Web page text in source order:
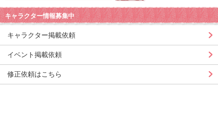
キャラクター情報募集中
キャラクター掲載依頼
イベント掲載依頼
修正依頼はこちら